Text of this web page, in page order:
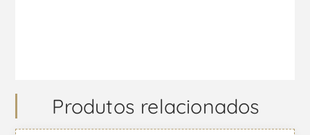
Produtos relacionados